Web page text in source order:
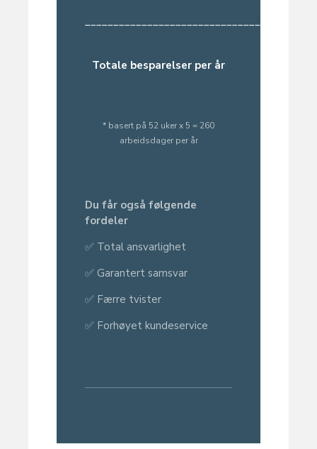
_______________________________________
Totale besparelser per år
* basert på 52 uker x 5 = 260
arbeidsdager per år
Du får også følgende
fordeler
✅ Total ansvarlighet
✅ Garantert samsvar
✅ Færre tvister
✅ Forhøyet kundeservice